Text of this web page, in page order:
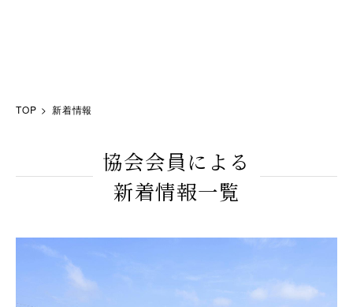
TOP 新着情報
協会会員による
新着情報一覧